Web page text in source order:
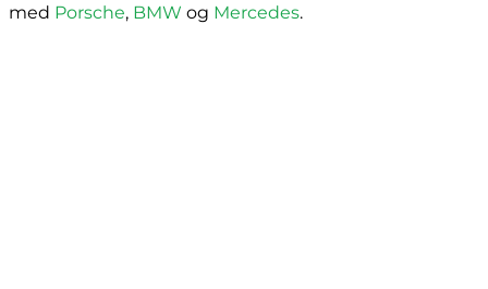
med Porsche, BMW og Mercedes.